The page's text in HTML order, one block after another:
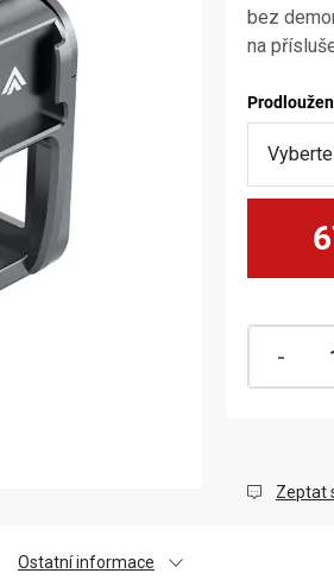
bez
na
Zeptat
Ostatní informace